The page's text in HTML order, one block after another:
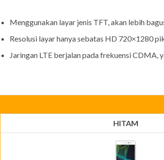
Menggunakan layar jenis TFT, akan lebih
Resolusi layar hanya sebatas HD 720×1280
Jaringan LTE berjalan pada frekuensi CDMA,
HITAM